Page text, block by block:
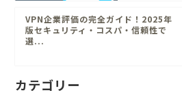
VPN企業評価の完全ガイド！2025年
版セキュリティ・コスパ・信頼性で
選...
カテゴリー